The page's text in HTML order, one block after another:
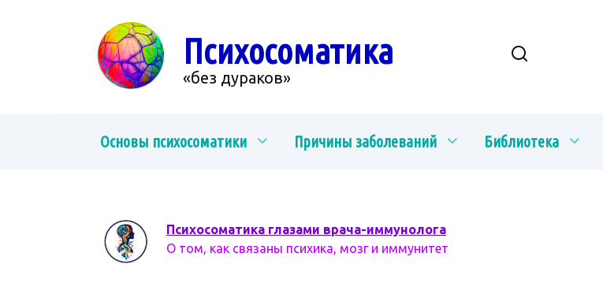
Психосоматика
«без дураков»
Основы психосоматики Причины заболеваний Библиотека
Психосоматика глазами врача-иммунолога
О том, как связаны психика, мозг и иммунитет